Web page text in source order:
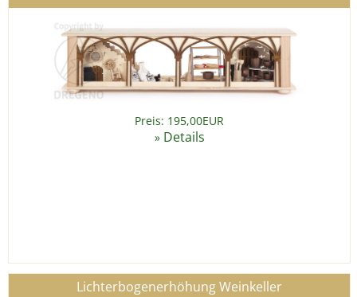
Preis: 195,00EUR
» Details
Lichterbogenerhöhung Weinkeller